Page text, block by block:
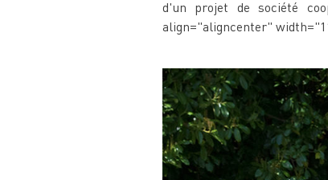
d'un projet de société
align="aligncenter"